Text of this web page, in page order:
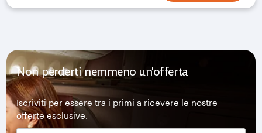
Non perderti nemmeno un'offerta
Iscriviti per essere tra i primi a ricevere le nostre
offerte esclusive.